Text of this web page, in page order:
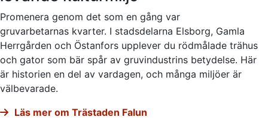
Promenera genom det som en gång var
gruvarbetarnas kvarter. I stadsdelarna Elsborg, Gamla
Herrgården och Östanfors upplever du rödmålade trähus
och gator som bär spår av gruvindustrins betydelse. Här
är historien en del av vardagen, och många miljöer är
välbevarade.
Läs mer om Trästaden Falun